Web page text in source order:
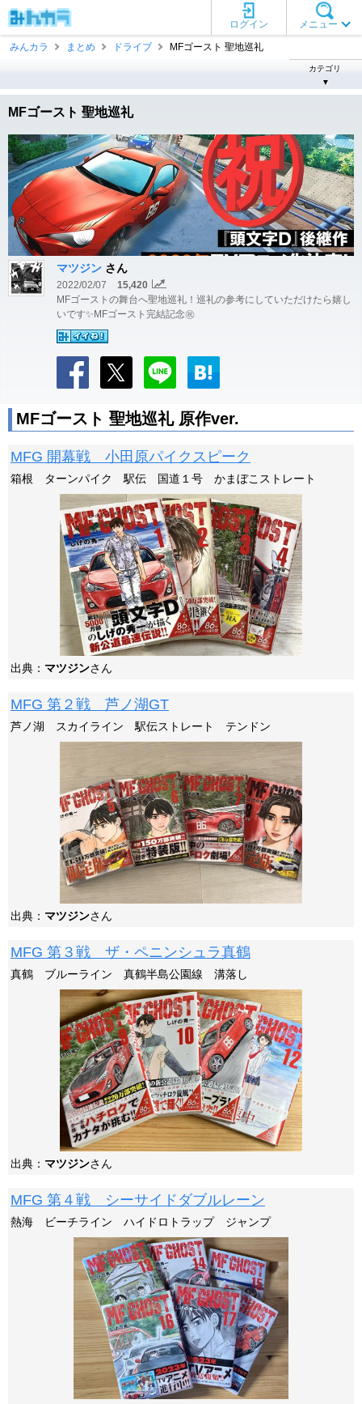
メニュー
ログイン
みんカラ
まとめ ドライブ MFゴースト 聖地巡礼
カテゴリ
▼
MFゴースト 聖地巡礼
マツジン さん
2022/02/07
15,420
MFゴーストの舞台へ聖地巡礼！巡礼の参考にしていただけたら嬉し
いです✨MFゴースト完結記念㊗
MFゴースト 聖地巡礼 原作ver.
MFG 開幕戦 小田原パイクスピーク
箱根 ターンパイク 駅伝 国道１号 かまぼこストレート
出典： マツジンさん
MFG 第２戦 芦ノ湖GT
芦ノ湖 スカイライン 駅伝ストレート テンドン
出典： マツジンさん
MFG 第３戦 ザ・ペニンシュラ真鶴
真鶴 ブルーライン 真鶴半島公園線 溝落し
出典： マツジンさん
MFG 第４戦 シーサイドダブルレーン
熱海 ビーチライン ハイドロトラップ ジャンプ